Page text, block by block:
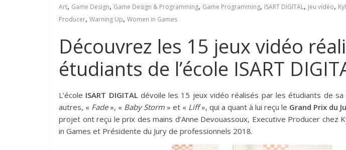
Art, Game Design, Game Design & Programming, Game Programming, ISART DIGITAL, Jeu vidéo,
Producer, Warning Up, Women in Games
Découvrez les 15 jeux vidéo
étudiants de l’école ISART
L’école ISART DIGITAL dévoile les 15 jeux vidéo réalisés par les étudiants de
autres, « Fade », « Baby Storm » et « Liff», qui a quant à lui reçu le Grand Prix du
projet ont reçu le prix des mains d’Anne Devouassoux, Executive Producer chez
in Games et Présidente du Jury de professionnels 2018.